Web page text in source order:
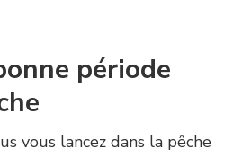
période
vous lancez dans la pêche